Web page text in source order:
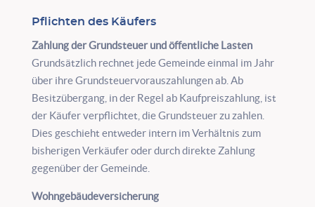
Pflichten des Käufers
Zahlung der Grundsteuer und öffentliche Lasten
Grundsätzlich rechnet jede Gemeinde einmal im Jahr
über ihre Grundsteuervorauszahlungen ab. Ab
Besitzübergang, in der Regel ab Kaufpreiszahlung, ist
der Käufer verpflichtet, die Grundsteuer zu zahlen.
Dies geschieht entweder intern im Verhältnis zum
bisherigen Verkäufer oder durch direkte Zahlung
gegenüber der Gemeinde.
Wohngebäudeversicherung